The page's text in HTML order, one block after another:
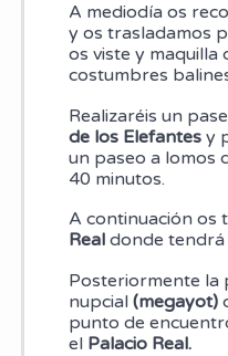
A mediodía os
y os trasladamos
os viste y maquilla
costumbres
Realizaréis un
de los Elefantesy
un paseo a lomos
40 minutos.
A continuación os
Realdonde tendrá
Posteriormente la
nupcial (megayot)
punto de
el Palacio Real.